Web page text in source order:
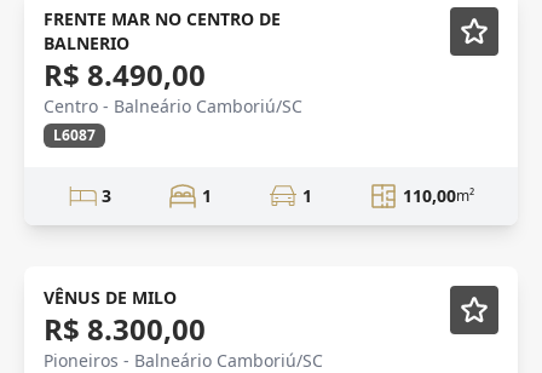
FRENTE MAR Mobiliado
FRENTE MAR NO CENTRO DE
BALNERIO
R$ 8.490,00
Centro - Balneário Camboriú/SC
L6087
3 1 1 110,00m²
Novidade
VÊNUS DE MILO
R$ 8.300,00
Pioneiros - Balneário Camboriú/SC